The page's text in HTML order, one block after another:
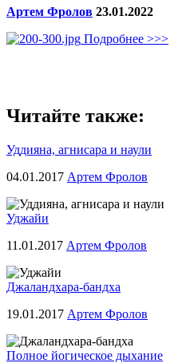
Артем Фролов 23.01.2022
Подробнее >>>
Читайте также:
Уддияна, агнисара и наули
04.01.2017 Артем Фролов
Уджайи
11.01.2017 Артем Фролов
Джаландхара-бандха
19.01.2017 Артем Фролов
Полное йогическое дыхание